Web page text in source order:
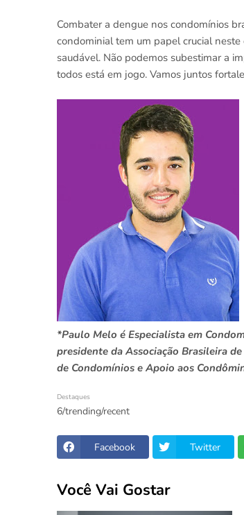
Combater a dengue nos condomínios
condominial tem um papel crucial
saudável. Não podemos subestimar a
todos está em jogo. Vamos juntos
*Paulo Melo é Especialista em
presidente da Associação Brasileira
de Condomínios e Apoio aos
Destaques
6/trending/recent
Facebook Twitter
Você Vai Gostar